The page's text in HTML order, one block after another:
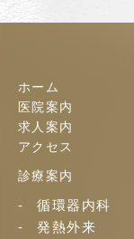
ホーム
医院案内
求人案内
アクセス
診療案内
循環器内科
発熱外来